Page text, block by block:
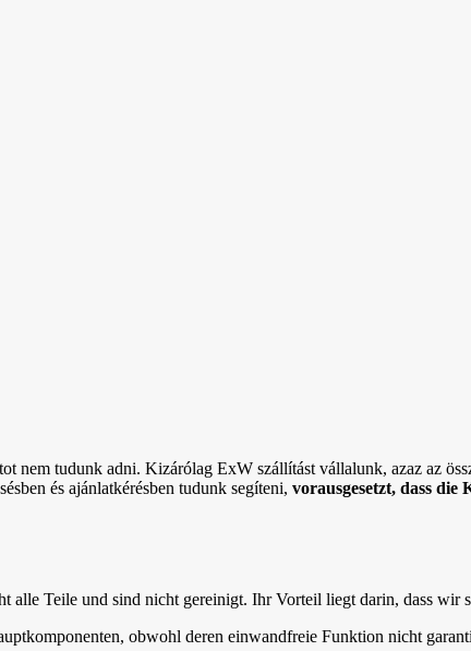
nem tudunk adni. Kizárólag ExW szállítást vállalunk, azaz az
és ajánlatkérésben tudunk segíteni, vorausgesetzt, dass
Teile und sind nicht gereinigt. Ihr Vorteil liegt darin, dass wir
obwohl deren einwandfreie Funktion nicht